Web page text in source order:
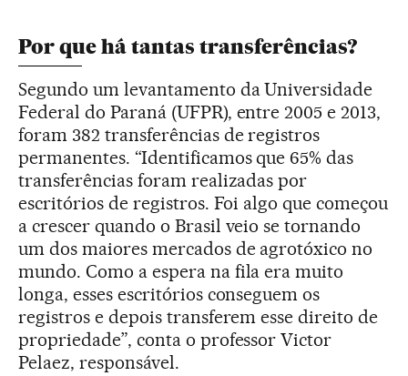
Por que há tantas transferências?
Segundo um levantamento da Universidade
Federal do Paraná (UFPR), entre 2005 e 2013,
foram 382 transferências de registros
permanentes. “Identificamos que 65% das
transferências foram realizadas por
escritórios de registros. Foi algo que começou
a crescer quando o Brasil veio se tornando
um dos maiores mercados de agrotóxico no
mundo. Como a espera na fila era muito
longa, esses escritórios conseguem os
registros e depois transferem esse direito de
propriedade”, conta o professor Victor
Pelaez, responsável.